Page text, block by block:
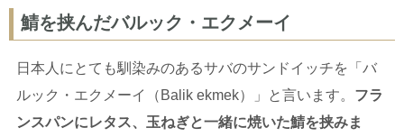
鯖を挟んだバルック・エクメーイ
日本人にとても馴染みのあるサバのサンドイッチを「バ
ルック・エクメーイ（Balik ekmek）」と言います。 フラ
ンスパンにレタス、玉ねぎと一緒に焼いた鯖を挟みま